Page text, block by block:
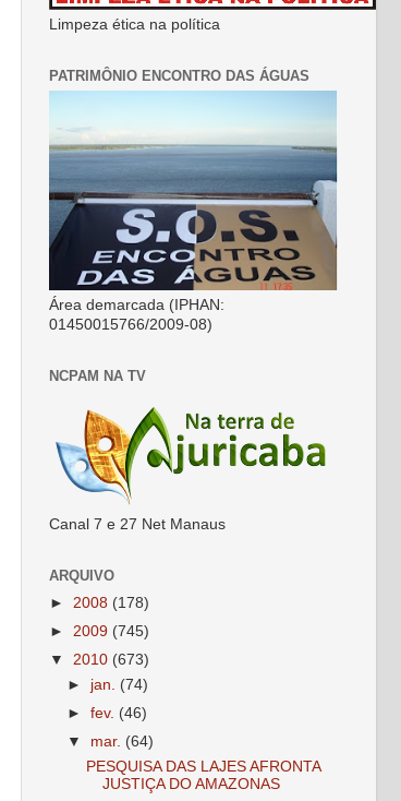
Limpeza ética na política
PATRIMÔNIO ENCONTRO DAS ÁGUAS
Área demarcada (IPHAN:
01450015766/2009-08)
NCPAM NA TV
Canal 7 e 27 Net Manaus
ARQUIVO
► 2008 (178)
► 2009 (745)
▼ 2010 (673)
► jan. (74)
►fev. (46)
▼ mar. (64)
PESQUISA DAS LAJES AFRONTA
JUSTIÇA DO AMAZONAS